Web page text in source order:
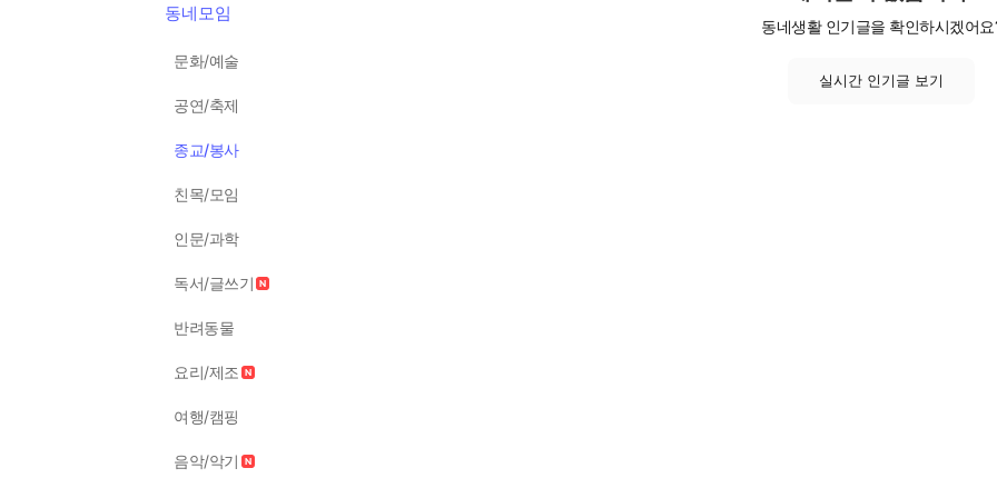
동네모임
문화/예술
공연/축제
종교/봉사
친목/모임
인문/과학
독서/글쓰기
반려동물
요리/제조
여행/캠핑
음악/악기
동네생활 인기글을 확인하시겠어요
실시간 인기글 보기